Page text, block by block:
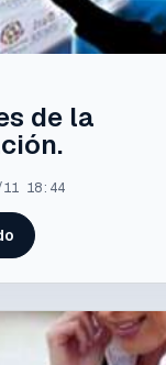
de la
18:44